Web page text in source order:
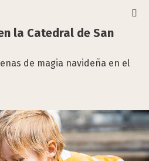
la Cate­dral de San
de magia navideña en el